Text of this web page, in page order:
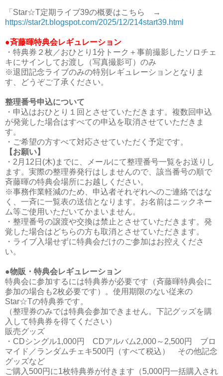
「Star☆T定期ライブ39の概要はこちら →
https://star2t.blogspot.com/2025/12/214start39.html
●斉藤暉特典会レギュレーション
・特典券２枚／おひとり1分トーク＋事前撮影したソロチェ
キにサインしてお渡し（写真撮影可）のみ
※退団記念ライブのみの特別レギュレーションとなりま
す、どうぞご了承ください。
整理番号申込について
・申込はおひとり１回とさせていただきます。複数回申込
が発覚した場合はすべての申込を取消させていただきま
す。
・ご希望の方すべて対応させていただく予定です。
【お願い】
・2月12日(木)までに、メールにて整理番号一覧をお送りし
ます。実際の整理券発行はしませんので、該当番号の順で
斉藤暉の特典会場所にお越しください。
※事務作業軽減のため、申込者それぞれへのご連絡ではな
く、一斉に一覧表の送信となります。お名前はニックネー
ム等ご使用いただいてかまいません。
・整理番号の譲渡や交換は禁止とさせていただきます。発
覚した場合はどちらの方も取消とさせていただきます。
・ライブ入場せずに特典会だけのご参加はお控えくださ
い。
●物販・特典会レギュレーション
特典会に参加するには特典券が必要です（斉藤暉特典会に
参加の場合も2枚必要です）。使用期限のない従来の
Star☆Tの特典券です。
（整理券のみでは特典会参加できません。下記グッズを購
入して特典券を得てください）
販売グッズ
・CDシングル1,000円 CDアルバム2,000～2,500円 ブロ
マイド／ランダムチェキ500円（すべて税込） その他記念
グッズなど
ご購入500円に1枚特典券が付きます（5,000円一括購入され